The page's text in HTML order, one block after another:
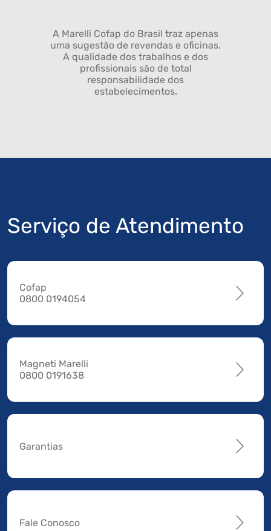
A Marelli Cofap do Brasil traz apenas
uma sugestão de revendas e oficinas.
A qualidade dos trabalhos e dos
profissionais são de total
responsabilidade dos
estabelecimentos.
Serviço de Atendimento
Cofap
0800 0194054
Magneti Marelli
0800 0191638
Garantias
Fale Conosco